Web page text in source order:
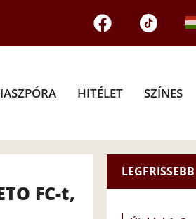
HITÉLET SZÍNES
FC-t,